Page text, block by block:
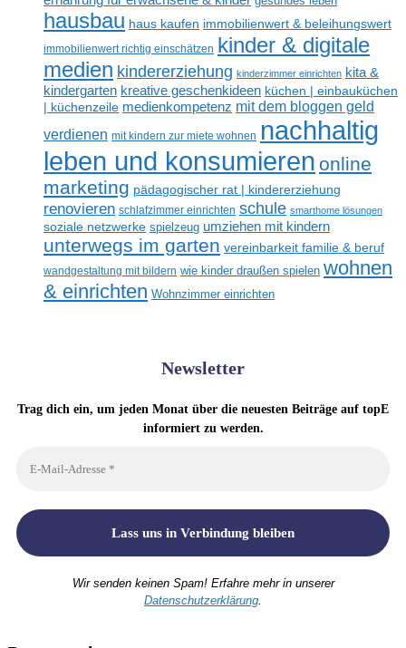
hausbau haus kaufen immobilienwert & beleihungswert
immobilienwert richtig einschätzen kinder & digitale
medien kindererziehung kinderzimmer einrichten kita &
kindergarten kreative geschenkideen küchen | einbauküchen
| küchenzeile medienkompetenz mit dem bloggen geld
verdienen mit kindern zur miete wohnen nachhaltig
leben und konsumieren online
marketing pädagogischer rat | kindererziehung
renovieren schlafzimmer einrichten schule smarthome lösungen
soziale netzwerke spielzeug umziehen mit kindern
unterwegs im garten vereinbarkeit familie & beruf
wandgestaltung mit bildern wie kinder draußen spielen wohnen
& einrichten Wohnzimmer einrichten
Newsletter
Trag dich ein, um jeden Monat über die neuesten Beiträge auf topE
informiert zu werden.
Wir senden keinen Spam! Erfahre mehr in unserer
Datenschutzerklärung